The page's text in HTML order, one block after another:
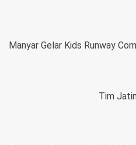
Manyar Gelar Kids Runway
Tim